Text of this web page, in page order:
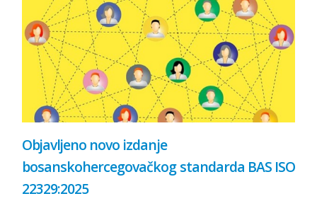
Objavljeno novo izdanje
bosanskohercegovačkog standarda BAS ISO
22329:2025